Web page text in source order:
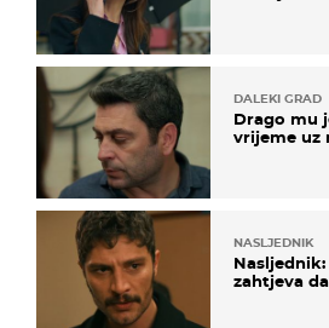
DALEKI GRAD
Drago mu
vrijeme uz
NASLJEDNIK
zahtjeva